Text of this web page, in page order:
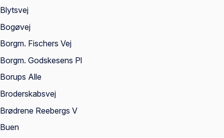
Blytsvej
Bogøvej
Borgm. Fischers Vej
Borgm. Godskesens Pl
Borups Alle
Broderskabsvej
Brødrene Reebergs V
Buen